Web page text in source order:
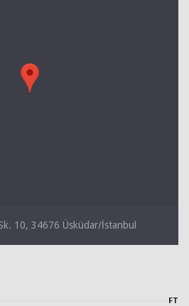
10, 34676 Üsküdar/İstanbul
FT